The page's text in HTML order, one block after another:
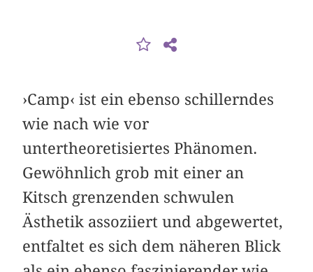
›Camp‹ ist ein ebenso schillerndes
wie nach wie vor
untertheoretisiertes Phänomen.
Gewöhnlich grob mit einer an
Kitsch grenzenden schwulen
Ästhetik assoziiert und abgewertet,
entfaltet es sich dem näheren Blick